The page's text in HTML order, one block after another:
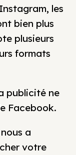
les
bien plus
plusieurs
formats
publicité ne
Facebook.
a
votre